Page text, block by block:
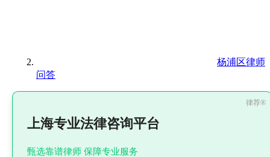
杨浦区律师
问答
上海专业法律咨询平台
甄选靠谱律师 保障专业服务